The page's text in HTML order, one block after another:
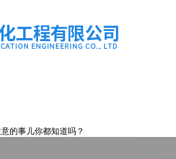
的事儿你都知道吗？